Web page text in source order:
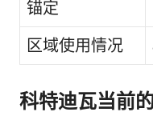
锚定
区域使用情况
科特迪瓦当前